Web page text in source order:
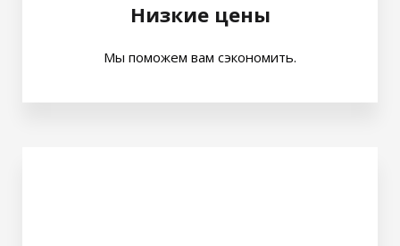
Низкие цены
Мы поможем вам сэкономить.